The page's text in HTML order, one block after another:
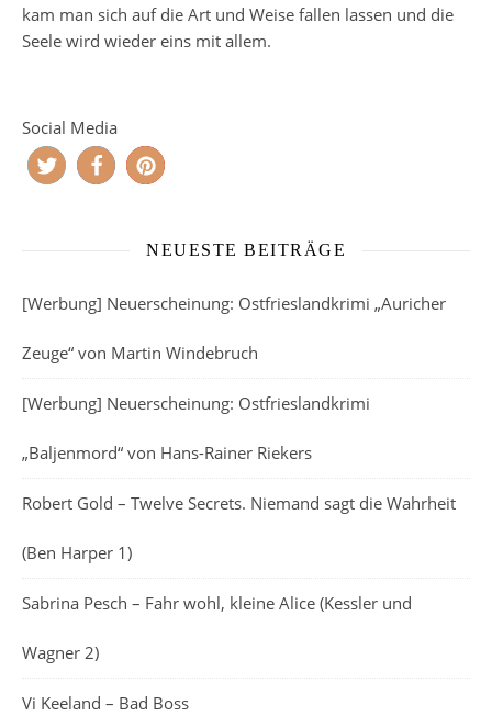
kam man sich auf die Art und Weise fallen lassen und die
Seele wird wieder eins mit allem.
Social Media
NEUESTE BEITRÄGE
[Werbung] Neuerscheinung: Ostfrieslandkrimi „Auricher
Zeuge“ von Martin Windebruch
[Werbung] Neuerscheinung: Ostfrieslandkrimi
„Baljenmord“ von Hans-Rainer Riekers
Robert Gold – Twelve Secrets. Niemand sagt die Wahrheit
(Ben Harper 1)
Sabrina Pesch – Fahr wohl, kleine Alice (Kessler und
Wagner 2)
Vi Keeland – Bad Boss